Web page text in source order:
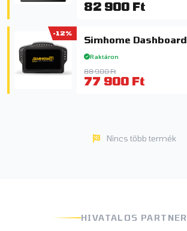
82 900 Ft
-12%
Simhome Dashboard
Raktáron
88 900 Ft
77 900 Ft
Nincs több termék
HIVATALOS PARTNER